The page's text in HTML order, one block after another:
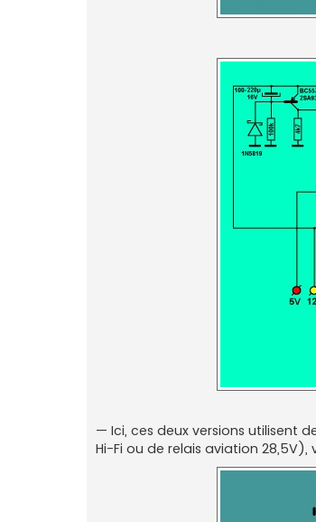
— Ici, ces deux versions utilisent
Hi-Fi ou de relais aviation 28,5V),